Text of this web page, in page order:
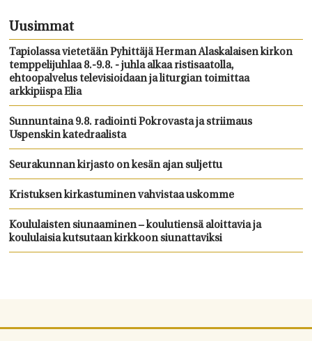
Uusimmat
Tapiolassa vietetään Pyhittäjä Herman Alaskalaisen kirkon
temppelijuhlaa 8.-9.8. - juhla alkaa ristisaatolla,
ehtoopalvelus televisioidaan ja liturgian toimittaa
arkkipiispa Elia
Sunnuntaina 9.8. radiointi Pokrovasta ja striimaus
Uspenskin katedraalista
Seurakunnan kirjasto on kesän ajan suljettu
Kristuksen kirkastuminen vahvistaa uskomme
Koululaisten siunaaminen – koulutiensä aloittavia ja
koululaisia kutsutaan kirkkoon siunattaviksi